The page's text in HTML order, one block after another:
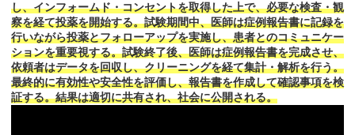
し、インフォームド・コンセントを取得した上で、必要な検査・観
察を経て投薬を開始する。試験期間中、医師は症例報告書に記録を
行いながら投薬とフォローアップを実施し、患者とのコミュニケー
ションを重要視する。試験終了後、医師は症例報告書を完成させ、
依頼者はデータを回収し、クリーニングを経て集計・解析を行う。
最終的に有効性や安全性を評価し、報告書を作成して確認事項を検
証する。結果は適切に共有され、社会に公開される。